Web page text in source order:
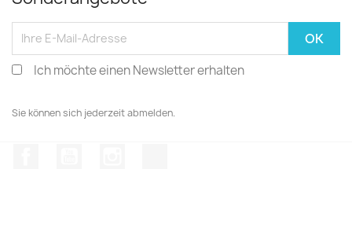
Ich möchte einen Newsletter erhalten
Sie können sich jederzeit abmelden.